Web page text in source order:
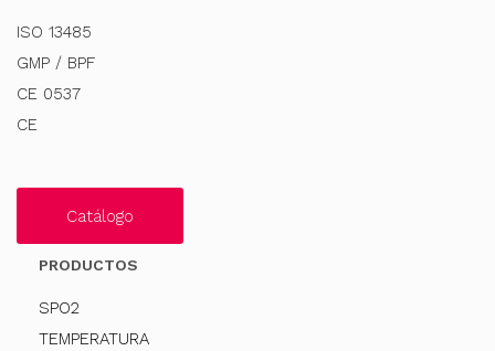
ISO 13485
GMP / BPF
CE 0537
CE
Catálogo
PRODUCTOS
SPO2
TEMPERATURA